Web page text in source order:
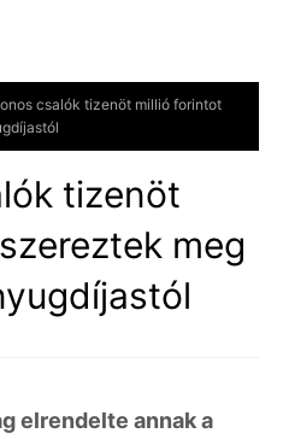
csalók tizenöt millió forintot
tizenöt
meg
elrendelte annak a